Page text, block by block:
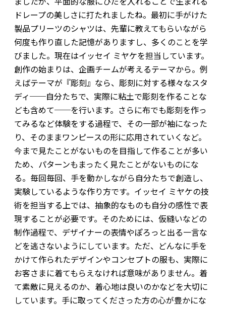
ドレープの美しさに打たれましたね。最初に手がけた
製品プリーツのシャツは、先輩に教えてもらいながら
何度も作り直した記憶がありますし、多くのことを学
びました。現在はイッセイ ミヤケを担当しています。
創作の始まりは、企画チームが考えるテーマから。例
えばテーマが『彫刻』なら、彫刻に対する様々なスタ
ディ──自分たちで、実際に粘土で彫刻を作ることな
ども含めて──を行います。さらに布でも彫刻を作っ
てみるなど体験をする過程で、その一部が袖になった
り、そのままワンピースの形に応用されていくなど。
今まで見たことがないものを目指して作ることが多い
ため、パターンもまったく見たことがないものにな
る。毎回毎回、手を動かしながら自分たちで創造し、
実験しているような作り方です。イッセイ ミヤケの技
術を担当する上では、抽象的なものも自分の感性で表
現することが必要です。そのためには、仮縫いなどの
制作過程で、デザイナーの表情やぽろっと出る一言な
どを逃さないようにしています。ただ、どんなに手を
かけて作られたデザインやコンセプトの服も、実際に
お客さまに着てもらえなければ意味がありません。着
て素敵に見えるのか、着心地は良いのかなどを大切に
しています。手に取ってくださった方の心が豊かにな